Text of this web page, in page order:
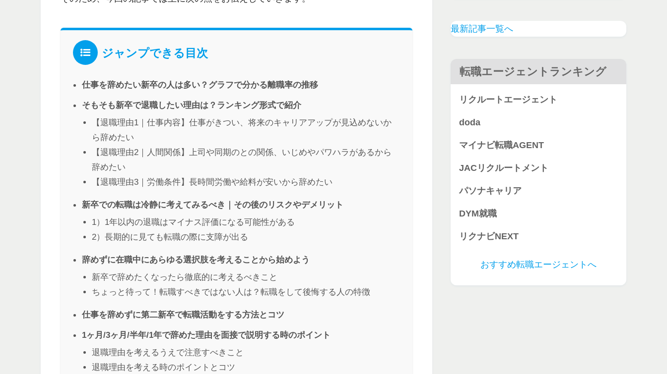
ジャンプできる目次
仕事を辞めたい新卒の人は多い？グラフで分かる離職率の推移
そもそも新卒で退職したい理由は？ランキング形式で紹介
【退職理由1｜仕事内容】仕事がきつい、将来のキャリアアップが見込めないか
ら辞めたい
【退職理由2｜人間関係】上司や同期のとの関係、いじめやパワハラがあるから
辞めたい
【退職理由3｜労働条件】長時間労働や給料が安いから辞めたい
新卒での転職は冷静に考えてみるべき｜その後のリスクやデメリット
1）1年以内の退職はマイナス評価になる可能性がある
2）長期的に見ても転職の際に支障が出る
辞めずに在職中にあらゆる選択肢を考えることから始めよう
新卒で辞めたくなったら徹底的に考えるべきこと
ちょっと待って！転職すべきではない人は？転職をして後悔する人の特徴
仕事を辞めずに第二新卒で転職活動をする方法とコツ
1ヶ月/3ヶ月/半年/1年で辞めた理由を面接で説明する時のポイント
退職理由を考えるうえで注意すべきこと
退職理由を考える時のポイントとコツ
最新記事一覧へ
転職エージェントランキング
リクルートエージェント
doda
マイナビ転職AGENT
JACリクルートメント
パソナキャリア
DYM就職
リクナビNEXT
おすすめ転職エージェントへ